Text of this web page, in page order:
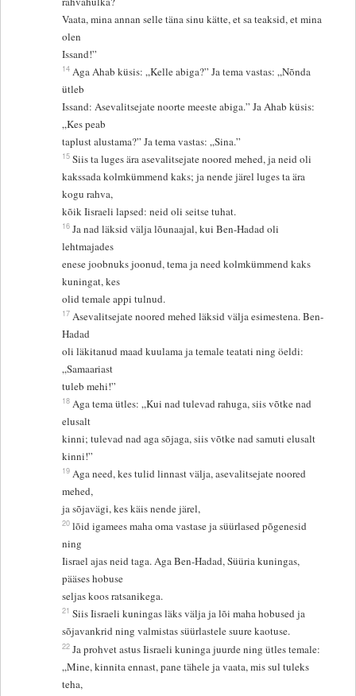
Vaata, mina annan selle täna sinu kätte, et sa teaksid, et mina
olen
Issand!”
14 Aga Ahab küsis: „Kelle abiga?” Ja tema vastas: „Nõnda
ütleb
Issand: Asevalitsejate noorte meeste abiga.” Ja Ahab küsis:
„Kes peab
taplust alustama?” Ja tema vastas: „Sina.”
15 Siis ta luges ära asevalitsejate noored mehed, ja neid oli
kakssada kolmkümmend kaks; ja nende järel luges ta ära
kogu rahva,
kõik Iisraeli lapsed: neid oli seitse tuhat.
16 Ja nad läksid välja lõunaajal, kui Ben-Hadad oli
lehtmajades
enese joobnuks joonud, tema ja need kolmkümmend kaks
kuningat, kes
olid temale appi tulnud.
17 Asevalitsejate noored mehed läksid välja esimestena. Ben-
Hadad
oli läkitanud maad kuulama ja temale teatati ning öeldi:
„Samaariast
tuleb mehi!”
18 Aga tema ütles: „Kui nad tulevad rahuga, siis võtke nad
elusalt
kinni; tulevad nad aga sõjaga, siis võtke nad samuti elusalt
kinni!”
19 Aga need, kes tulid linnast välja, asevalitsejate noored
mehed,
ja sõjavägi, kes käis nende järel,
20 lõid igamees maha oma vastase ja süürlased põgenesid
ning
Iisrael ajas neid taga. Aga Ben-Hadad, Süüria kuningas,
pääses hobuse
seljas koos ratsanikega.
21 Siis Iisraeli kuningas läks välja ja lõi maha hobused ja
sõjavankrid ning valmistas süürlastele suure kaotuse.
22 Ja prohvet astus Iisraeli kuninga juurde ning ütles temale:
„Mine, kinnita ennast, pane tähele ja vaata, mis sul tuleks
teha,